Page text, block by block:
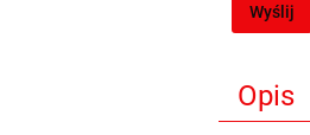
Wyślij
Opis